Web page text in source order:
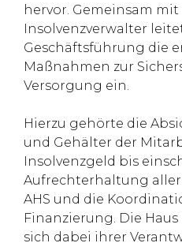
hervor. Gemeinsam
Insolvenzverwalter
Geschäftsführung die
Maßnahmen zur
Versorgung ein.
Hierzu gehörte die
und Gehälter der
Insolvenzgeld bis
Aufrechterhaltung
AHS und die
Finanzierung. Die
sich dabei ihrer